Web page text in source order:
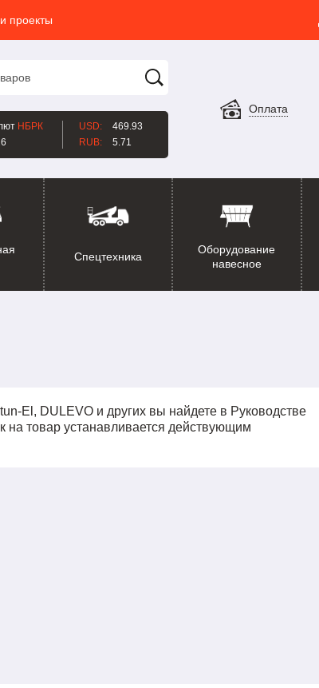
проекты
НБРК
USD:
469.93
RUB:
5.71
Оплата
Спецтехника
Оборудование
навесное
El, DULEVO и других вы найдете в Руководстве
на товар устанавливается действующим